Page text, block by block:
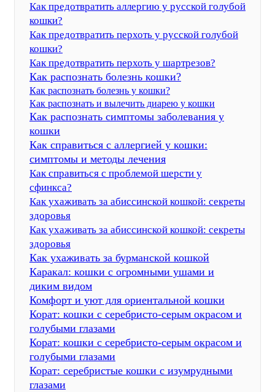
Как предотвратить аллергию у русской голубой
кошки?
Как предотвратить перхоть у русской голубой
кошки?
Как предотвратить перхоть у шартрезов?
Как распознать болезнь кошки?
Как распознать болезнь у кошки?
Как распознать и вылечить диарею у кошки
Как распознать симптомы заболевания у
кошки
Как справиться с аллергией у кошки:
симптомы и методы лечения
Как справиться с проблемой шерсти у
сфинкса?
Как ухаживать за абиссинской кошкой: секреты
здоровья
Как ухаживать за абиссинской кошкой: секреты
здоровья
Как ухаживать за бурманской кошкой
Каракал: кошки с огромными ушами и
диким видом
Комфорт и уют для ориентальной кошки
Корат: кошки с серебристо-серым окрасом и
голубыми глазами
Корат: кошки с серебристо-серым окрасом и
голубыми глазами
Корат: серебристые кошки с изумрудными
глазами